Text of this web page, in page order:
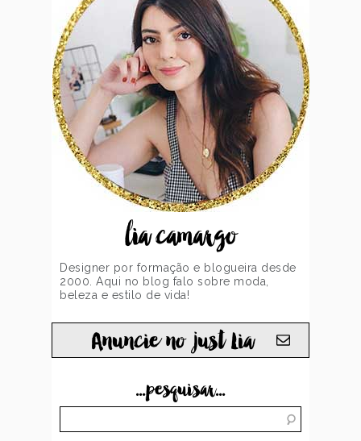
lia camargo
Designer por formação e blogueira desde
2000. Aqui no blog falo sobre moda,
beleza e estilo de vida!
Anuncie no just Lia
...pesquisar...